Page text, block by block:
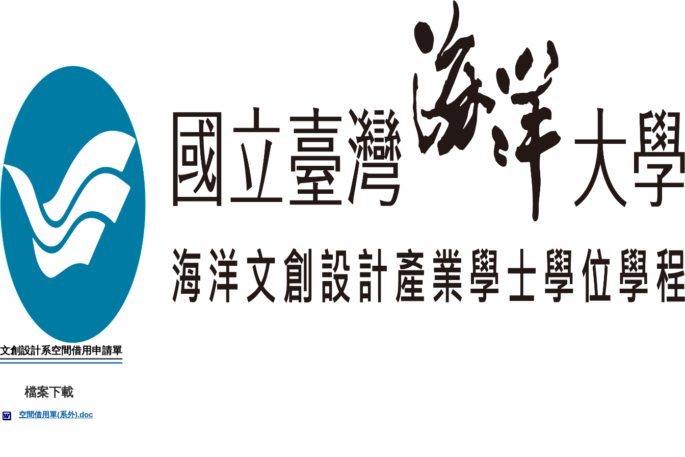
文創設計系空間借用申請單
空間借用單(系外).doc